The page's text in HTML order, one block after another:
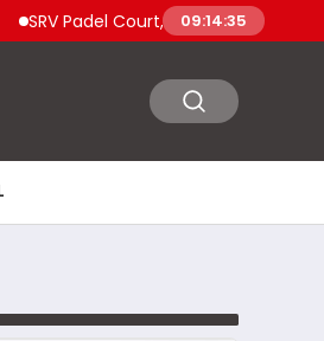
Padel Court, Türkiye’den Dünyaya
09:14:36